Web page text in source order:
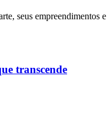
seus empreendimentos e
transcende